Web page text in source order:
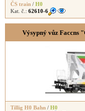
ČS train / H0
Kat. č.: 62610-6
Výsypný vůz Faccns
Tillig H0 Bahn / H0